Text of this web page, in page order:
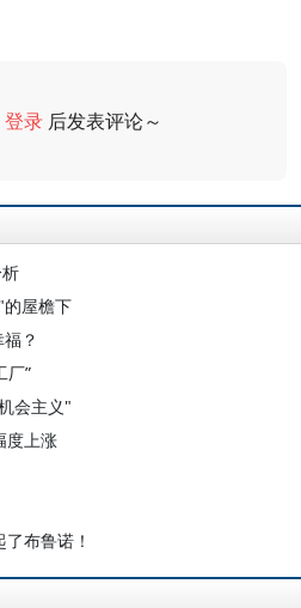
登录 后发表评论～
屋檐下
？
厂”
会主义"
度上涨
布鲁诺！